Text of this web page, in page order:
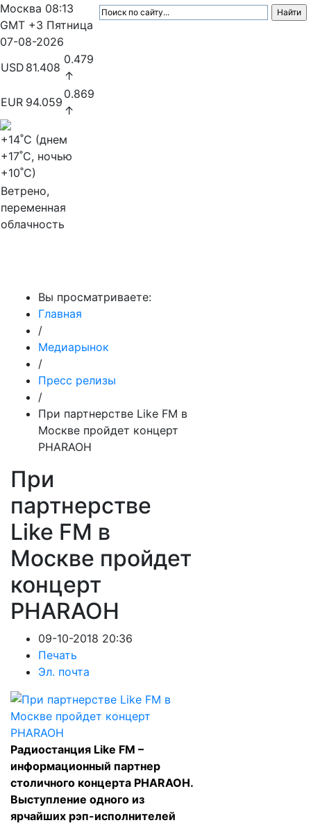
Москва 08:13
GMT +3 Пятница
07-08-2026
USD 81.408
0.479
↑
EUR 94.059
0.869
↑
+14˚C (днем
+17˚C, ночью
+10˚C)
Ветрено,
переменная
облачность
Вы просматриваете:
Главная
/
Медиарынок
/
Пресс релизы
/
При партнерстве Like FM в
Москве пройдет концерт
PHARAOH
При
партнерстве
Like FM в
Москве пройдет
концерт
PHARAOH
09-10-2018 20:36
Печать
Эл. почта
Радиостанция Like FM –
информационный партнер
столичного концерта PHARAOH.
Выступление одного из
ярчайших рэп-исполнителей